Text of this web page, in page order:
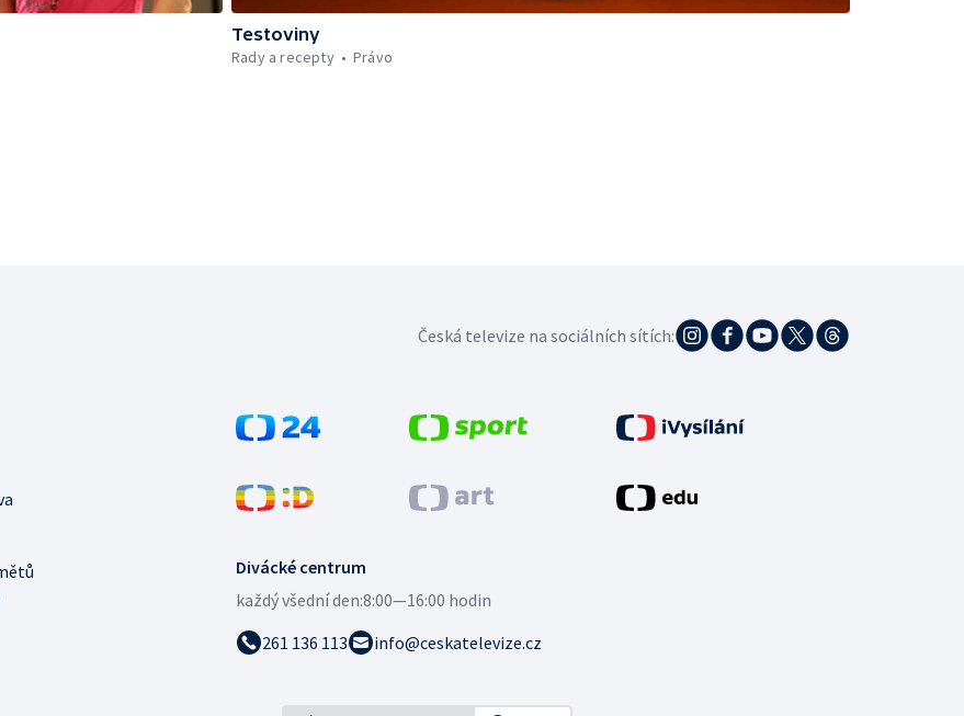
Testoviny
Rady a recepty
Právo
Divácké centrum
každý všední den:8:00—16:00 hodin
261 136 113
info@ceskatelevize.cz
Česká televize na sociálních sítích: